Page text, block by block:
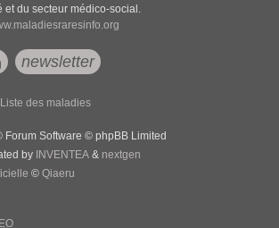
du secteur médico-social.
newsletter
Liste des maladies
Forum Software © phpBB Limited
by INVENTEA & nextgen
© Qiaeru